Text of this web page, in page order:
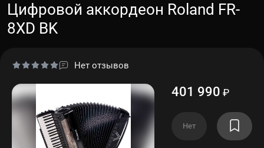
Цифровой аккордеон Roland FR-
8XD BK
Нет отзывов
401 990 ₽
Нет